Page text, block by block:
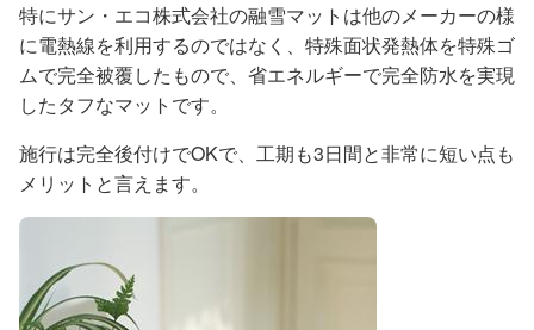
特にサン・エコ株式会社の融雪マットは他のメーカーの様
に電熱線を利用するのではなく、特殊面状発熱体を特殊ゴ
ムで完全被覆したもので、省エネルギーで完全防水を実現
したタフなマットです。
施行は完全後付けでOKで、工期も3日間と非常に短い点も
メリットと言えます。